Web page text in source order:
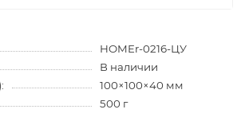
HOMEr-0216-ЦУ
В наличии
100×100×40 мм
500 г